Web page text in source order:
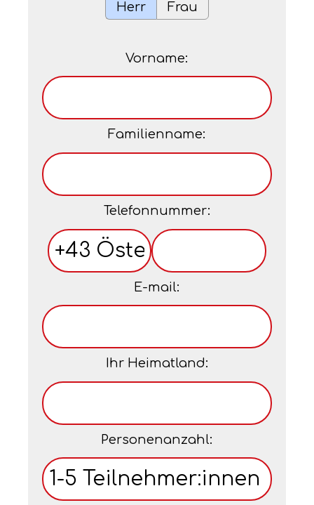
Herr
Frau
Vorname:
Familienname:
Telefonnummer:
E-mail:
Ihr Heimatland:
Personenanzahl: